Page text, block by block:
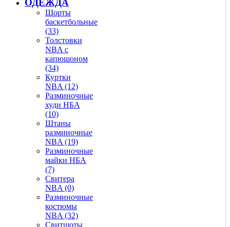
ОДЕЖДА
Шорты
баскетбольные
(33)
Толстовки
NBA с
капюшоном
(34)
Куртки
NBA (12)
Разминочные
худи НБА
(10)
Штаны
разминочные
NBA (19)
Разминочные
майки НБА
(7)
Свитера
NBA (0)
Разминочные
костюмы
NBA (32)
Свитшоты